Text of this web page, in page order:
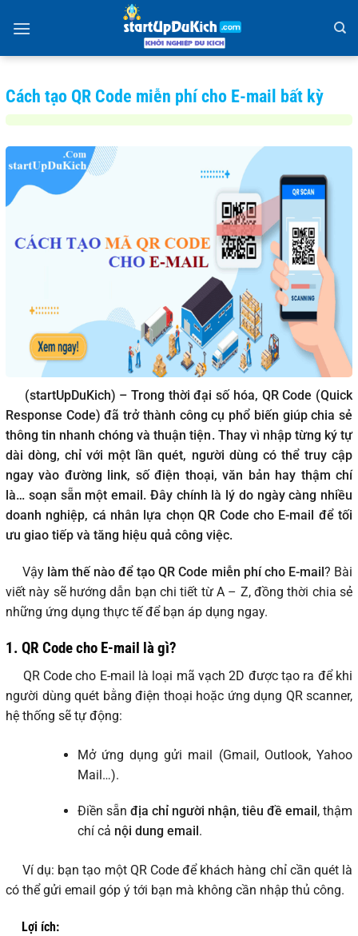
qua
Cách tạo QR Code miễn phí cho E-mail bất kỳ
(startUpDuKich) – Trong thời đại số hóa, QR Code (Quick
Response Code) đã trở thành công cụ phổ biến giúp chia sẻ
thông tin nhanh chóng và thuận tiện. Thay vì nhập từng ký tự
dài dòng, chỉ với một lần quét, người dùng có thể truy cập
ngay vào đường link, số điện thoại, văn bản hay thậm chí
là… soạn sẵn một email. Đây chính là lý do ngày càng nhiều
doanh nghiệp, cá nhân lựa chọn QR Code cho E-mail để tối
ưu giao tiếp và tăng hiệu quả công việc.
Vậy làm thế nào để tạo QR Code miễn phí cho E-mail? Bài
viết này sẽ hướng dẫn bạn chi tiết từ A – Z, đồng thời chia sẻ
những ứng dụng thực tế để bạn áp dụng ngay.
1. QR Code cho E-mail là gì?
QR Code cho E-mail là loại mã vạch 2D được tạo ra để khi
người dùng quét bằng điện thoại hoặc ứng dụng QR scanner,
hệ thống sẽ tự động:
Mở ứng dụng gửi mail (Gmail, Outlook, Yahoo
Mail…).
Điền sẵn địa chỉ người nhận, tiêu đề email , thậm
chí cả nội dung email .
Ví dụ: bạn tạo một QR Code để khách hàng chỉ cần quét là
có thể gửi email góp ý tới bạn mà không cần nhập thủ công.
Lợi ích: